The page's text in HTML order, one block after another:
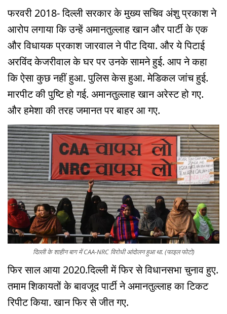
फरवरी 2018- दिल्ली सरकार के मुख्य सचिव अंशु प्रकाश ने
आरोप लगाया कि उन्हें अमानतुल्लाह खान और पार्टी के एक
और विधायक प्रकाश जारवाल ने पीट दिया. और ये पिटाई
अरविंद केजरीवाल के घर पर उनके सामने हुई. आप ने कहा
कि ऐसा कुछ नहीं हुआ. पुलिस केस हुआ. मेडिकल जांच हुई.
मारपीट की पुष्टि हो गई. अमानतुल्लाह खान अरेस्ट हो गए.
और हमेशा की तरह जमानत पर बाहर आ गए.
दिल्ली के शाहीन बाग में CAA-NRC विरोधी आंदोलन हुआ था. (फाइल फोटो)
फिर साल आया 2020.दिल्ली में फिर से विधानसभा चुनाव हुए.
तमाम शिकायतों के बावजूद पार्टी ने अमानतुल्लाह का टिकट
रिपीट किया. खान फिर से जीत गए.